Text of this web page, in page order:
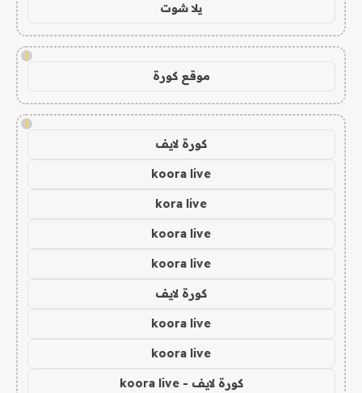
يلا شوت
!
موقع كورة
!
كورة لايف
koora live
kora live
koora live
koora live
كورة لايف
koora live
koora live
كورة لايف - koora live